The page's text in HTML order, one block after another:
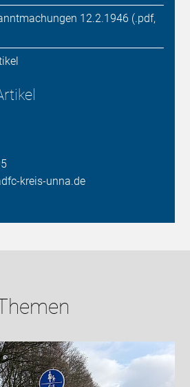
12.2.1946 (.pdf,
kreis-unna.de